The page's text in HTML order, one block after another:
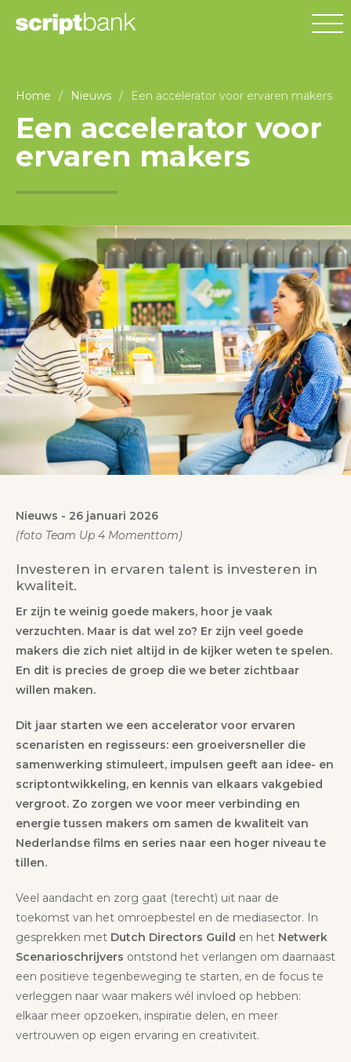
Home / Nieuws / Een accelerator voor ervaren makers
Een accelerator voor
ervaren makers
Nieuws - 26 januari 2026
(foto Team Up 4 Momenttom)
Investeren in ervaren talent is investeren in
kwaliteit.
Er zijn te weinig goede makers, hoor je vaak
verzuchten. Maar is dat wel zo? Er zijn veel goede
makers die zich niet altijd in de kijker weten te spelen.
En dit is precies de groep die we beter zichtbaar
willen maken.
Dit jaar starten we een accelerator voor ervaren
scenaristen en regisseurs: een groeiversneller die
samenwerking stimuleert, impulsen geeft aan idee- en
scriptontwikkeling, en kennis van elkaars vakgebied
vergroot. Zo zorgen we voor meer verbinding en
energie tussen makers om samen de kwaliteit van
Nederlandse films en series naar een hoger niveau te
tillen.
Veel aandacht en zorg gaat (terecht) uit naar de
toekomst van het omroepbestel en de mediasector. In
gesprekken met Dutch Directors Guild en het Netwerk
Scenarioschrijvers ontstond het verlangen om daarnaast
een positieve tegenbeweging te starten, en de focus te
verleggen naar waar makers wél invloed op hebben:
elkaar meer opzoeken, inspiratie delen, en meer
vertrouwen op eigen ervaring en creativiteit.